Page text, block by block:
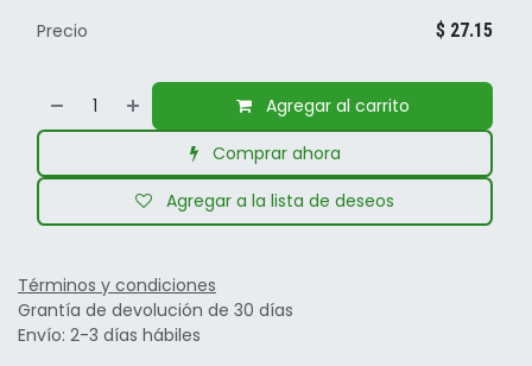
Agregar al carrito
Comprar ahora
Agregar a la lista de deseos
Precio $ 27.15
Términos y condiciones
Grantía de devolución de 30 días
Envío: 2-3 días hábiles